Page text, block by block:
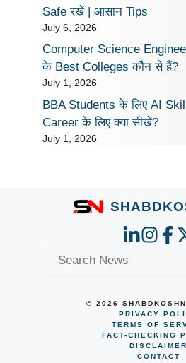
Safe रखें | आसान Tips
July 6, 2026
Computer Science
के Best Colleges कौन से हैं?
July 1, 2026
BBA Students के लिए AI
Career के लिए क्या सीखें?
July 1, 2026
© 2026
PRIVACY
TERMS OF
FACT-CHECKING
DISCLAIMER
CONTACT